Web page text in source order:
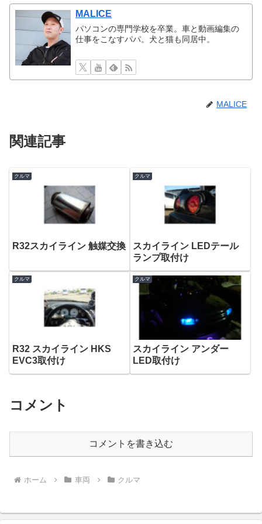
MALICE
パソコンの専門学校を卒業。車と動画編集の
仕事をこなすパパ。犬と猫も同居中。
MALICE
関連記事
クルマ
R32スカイライン 触媒交換
クルマ
スカイライン LEDテール
ランプ取付け
クルマ
R32 スカイライン HKS
EVC3取付け
クルマ
スカイライン アンダー
LED取付け
コメント
コメントを書き込む
ホーム 車両 クルマ